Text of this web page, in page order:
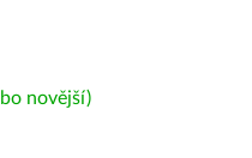
novější)